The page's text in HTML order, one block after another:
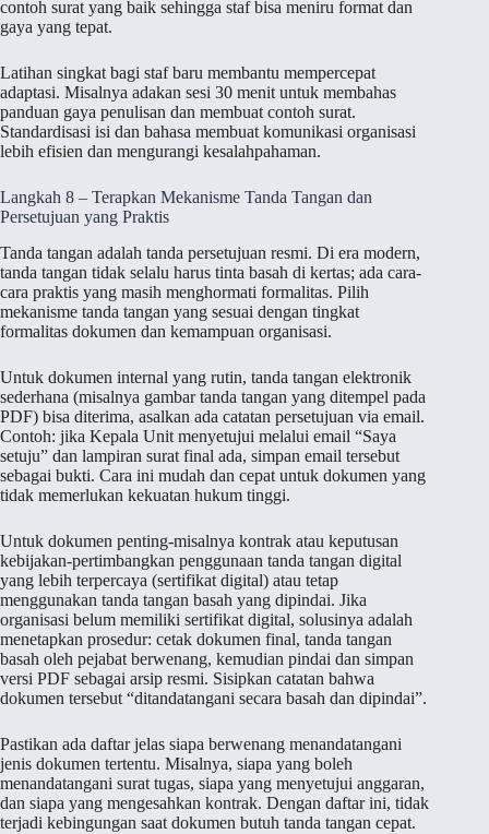
contoh surat yang baik sehingga staf bisa meniru format dan
gaya yang tepat.
Latihan singkat bagi staf baru membantu mempercepat
adaptasi. Misalnya adakan sesi 30 menit untuk membahas
panduan gaya penulisan dan membuat contoh surat.
Standardisasi isi dan bahasa membuat komunikasi organisasi
lebih efisien dan mengurangi kesalahpahaman.
Langkah 8 – Terapkan Mekanisme Tanda Tangan dan
Persetujuan yang Praktis
Tanda tangan adalah tanda persetujuan resmi. Di era modern,
tanda tangan tidak selalu harus tinta basah di kertas; ada cara-
cara praktis yang masih menghormati formalitas. Pilih
mekanisme tanda tangan yang sesuai dengan tingkat
formalitas dokumen dan kemampuan organisasi.
Untuk dokumen internal yang rutin, tanda tangan elektronik
sederhana (misalnya gambar tanda tangan yang ditempel pada
PDF) bisa diterima, asalkan ada catatan persetujuan via email.
Contoh: jika Kepala Unit menyetujui melalui email “Saya
setuju” dan lampiran surat final ada, simpan email tersebut
sebagai bukti. Cara ini mudah dan cepat untuk dokumen yang
tidak memerlukan kekuatan hukum tinggi.
Untuk dokumen penting-misalnya kontrak atau keputusan
kebijakan-pertimbangkan penggunaan tanda tangan digital
yang lebih terpercaya (sertifikat digital) atau tetap
menggunakan tanda tangan basah yang dipindai. Jika
organisasi belum memiliki sertifikat digital, solusinya adalah
menetapkan prosedur: cetak dokumen final, tanda tangan
basah oleh pejabat berwenang, kemudian pindai dan simpan
versi PDF sebagai arsip resmi. Sisipkan catatan bahwa
dokumen tersebut “ditandatangani secara basah dan dipindai”.
Pastikan ada daftar jelas siapa berwenang menandatangani
jenis dokumen tertentu. Misalnya, siapa yang boleh
menandatangani surat tugas, siapa yang menyetujui anggaran,
dan siapa yang mengesahkan kontrak. Dengan daftar ini, tidak
terjadi kebingungan saat dokumen butuh tanda tangan cepat.